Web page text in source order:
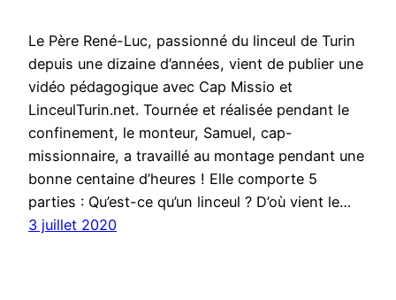
Le Père René-Luc, passionné du linceul de Turin
depuis une dizaine d’années, vient de publier une
vidéo pédagogique avec Cap Missio et
LinceulTurin.net. Tournée et réalisée pendant le
confinement, le monteur, Samuel, cap-
missionnaire, a travaillé au montage pendant une
bonne centaine d’heures ! Elle comporte 5
parties : Qu’est-ce qu’un linceul ? D’où vient le…
3 juillet 2020